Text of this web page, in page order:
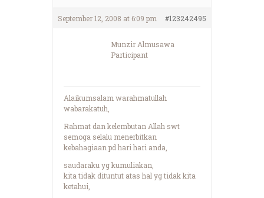
September 12, 2008 at 6:09 pm #123242495
Munzir Almusawa
Participant
Alaikumsalam warahmatullah
wabarakatuh,
Rahmat dan kelembutan Allah swt
semoga selalu menerbitkan
kebahagiaan pd hari hari anda,
saudaraku yg kumuliakan,
kita tidak dituntut atas hal yg tidak kita
ketahui,